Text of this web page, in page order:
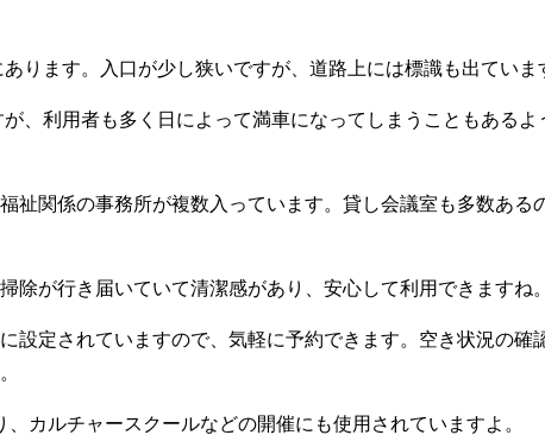
ります。入口が少し狭いですが、道路上には標識も出ていま
、利用者も多く日によって満車になってしまうこともある
祉関係の事務所が複数入っています。貸し会議室も多数ある
除が行き届いていて清潔感があり、安心して利用できますね。
設定されていますので、気軽に予約できます。空き状況の確
カルチャースクールなどの開催にも使用されていますよ。